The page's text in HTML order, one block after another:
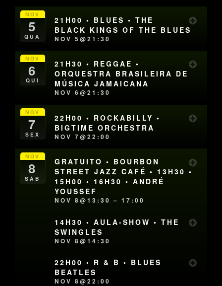
NOV
5
QUA
21H00 • BLUES • THE
BLACK KINGS OF THE BLUES
NOV 5@21:30
NOV
6
QUI
21H30 • REGGAE •
ORQUESTRA BRASILEIRA DE
MÚSICA JAMAICANA
NOV 6@21:30
NOV
7
SEX
22H00 • ROCKABILLY •
BIGTIME ORCHESTRA
NOV 7@22:00
NOV
8
SÁB
GRATUITO • BOURBON
STREET JAZZ CAFÉ • 13H30 •
15H00 • 16H30 • ANDRÉ
YOUSSEF
NOV 8@13:30 – 17:00
14H30 • AULA-SHOW • THE
SWINGLES
NOV 8@14:30
22H00 • R & B • BLUES
BEATLES
NOV 8@22:00